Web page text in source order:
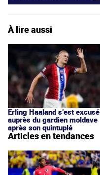
À lire aussi
Erling Haaland s’est excusé
auprès du gardien moldave
après son quintuplé
Articles en tendances